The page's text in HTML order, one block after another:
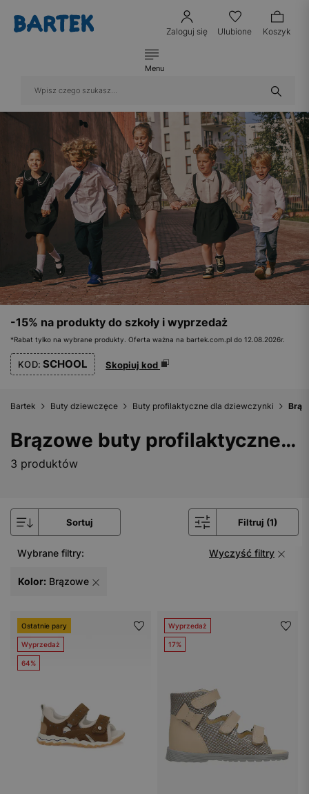
Zaloguj się Ulubione Koszyk
Menu
-15% na produkty do szkoły i wyprzedaż
*Rabat tylko na wybrane produkty. Oferta ważna na bartek.com.pl do 12.08.2026r.
KOD: SCHOOL Skopiuj kod
Bartek Buty dziewczęce Buty profilaktyczne dla dziewczynki
Brązowe buty profilaktyczne dla dziewczynki
3 produktów
Sortuj Filtruj (1)
Wybrane filtry: Wyczyść filtry
Kolor: Brązowe
Ostatnie pary
Wyprzedaż
64%
Wyprzedaż
17%